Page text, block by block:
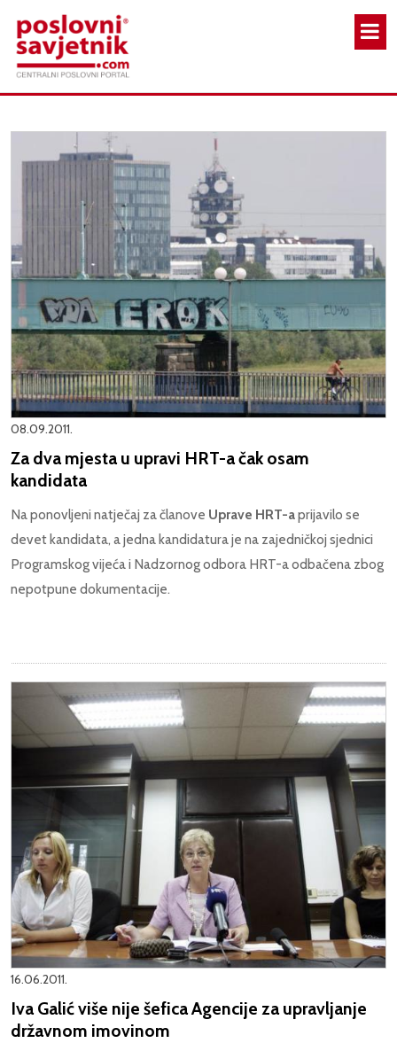
08.09.2011.
Za dva mjesta u upravi HRT-a čak osam
kandidata
Na ponovljeni natječaj za članove Uprave HRT-aprijavilo se
devet kandidata, a jedna kandidatura je na zajedničkoj sjednici
Programskog vijeća i Nadzornog odbora HRT-a odbačena zbog
nepotpune dokumentacije.
16.06.2011.
Iva Galić više nije šefica Agencije za upravljanje
državnom imovinom